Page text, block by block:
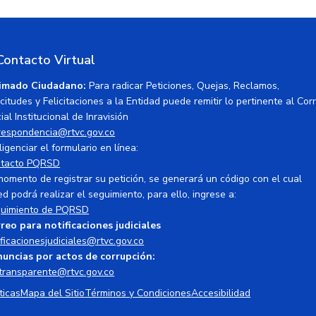
Virtual
Ciudadano: Para radicar Peticiones, Quejas, Reclamos,
y Felicitaciones a la Entidad puede remitir lo pertinente al
Institucional de Inravisión
el formulario en línea:
PQRSD
de registrar su petición, se generará un código con el cual
podrá realizar el seguimiento, para ello, ingrese a:
de PQRSD
para notificaciones judiciales
por actos de corrupción:
Mapa del SitioTérminos y CondicionesAccesibilidad